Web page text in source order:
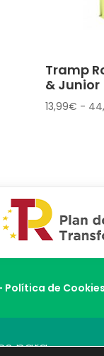
Tramp
& Junior
13,99€ -
Política de Cookies
para